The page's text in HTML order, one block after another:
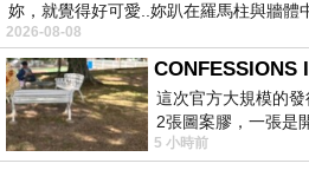
J和我,你一言我一語地在背
一件.
那我那個到全世界都廣受歡
應該算是Starbucks吧!!
妳，就覺得好可愛..妳趴在羅馬柱與牆體
2026-08-08
這次官方大規模的
2張圖案膠，一張是
版；目前官網上只剩
5 小時前